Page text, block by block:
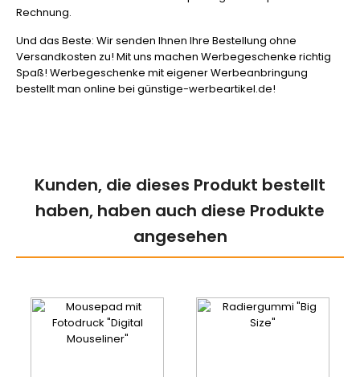
Rechnung.
Und das Beste: Wir senden Ihnen Ihre Bestellung ohne
Versandkosten zu! Mit uns machen Werbegeschenke richtig
Spaß! Werbegeschenke mit eigener Werbeanbringung
bestellt man online bei günstige-werbeartikel.de!
Kunden, die dieses Produkt bestellt
haben, haben auch diese Produkte
angesehen